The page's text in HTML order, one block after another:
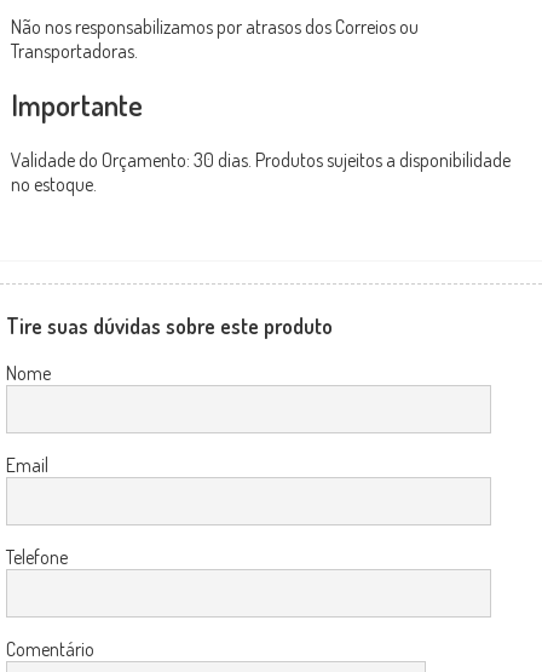
Não nos responsabilizamos por atrasos dos Correios ou
Transportadoras.
Importante
Validade do Orçamento: 30 dias. Produtos sujeitos a disponibilidade
no estoque.
Tire suas dúvidas sobre este produto
Nome
Email
Telefone
Comentário